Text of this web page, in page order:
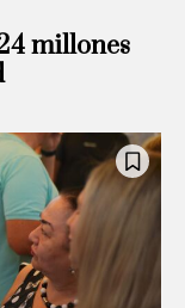
millones